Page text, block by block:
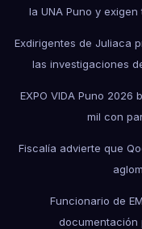
la UNA Puno y
Exdirigentes de Juliaca
las investigaciones
EXPO VIDA Puno
mil con
Fiscalía advierte que
Funcionario de
documentación